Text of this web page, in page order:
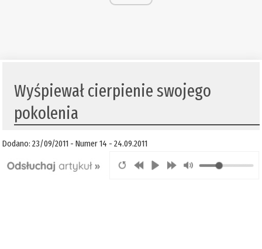
Wyśpiewał cierpienie swojego
pokolenia
Dodano: 23/09/2011 - Numer 14 - 24.09.2011